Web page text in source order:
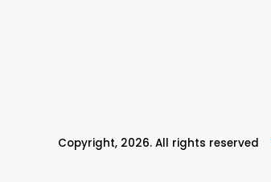
Copyright, 2026. All rights reserved